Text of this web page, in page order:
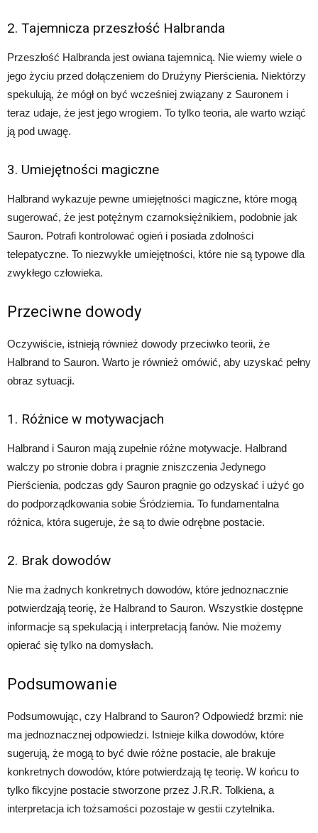
2. Tajemnicza przeszłość Halbranda
Przeszłość Halbranda jest owiana tajemnicą. Nie wiemy wiele o
jego życiu przed dołączeniem do Drużyny Pierścienia. Niektórzy
spekulują, że mógł on być wcześniej związany z Sauronem i
teraz udaje, że jest jego wrogiem. To tylko teoria, ale warto wziąć
ją pod uwagę.
3. Umiejętności magiczne
Halbrand wykazuje pewne umiejętności magiczne, które mogą
sugerować, że jest potężnym czarnoksiężnikiem, podobnie jak
Sauron. Potrafi kontrolować ogień i posiada zdolności
telepatyczne. To niezwykłe umiejętności, które nie są typowe dla
zwykłego człowieka.
Przeciwne dowody
Oczywiście, istnieją również dowody przeciwko teorii, że
Halbrand to Sauron. Warto je również omówić, aby uzyskać pełny
obraz sytuacji.
1. Różnice w motywacjach
Halbrand i Sauron mają zupełnie różne motywacje. Halbrand
walczy po stronie dobra i pragnie zniszczenia Jedynego
Pierścienia, podczas gdy Sauron pragnie go odzyskać i użyć go
do podporządkowania sobie Śródziemia. To fundamentalna
różnica, która sugeruje, że są to dwie odrębne postacie.
2. Brak dowodów
Nie ma żadnych konkretnych dowodów, które jednoznacznie
potwierdzają teorię, że Halbrand to Sauron. Wszystkie dostępne
informacje są spekulacją i interpretacją fanów. Nie możemy
opierać się tylko na domysłach.
Podsumowanie
Podsumowując, czy Halbrand to Sauron? Odpowiedź brzmi: nie
ma jednoznacznej odpowiedzi. Istnieje kilka dowodów, które
sugerują, że mogą to być dwie różne postacie, ale brakuje
konkretnych dowodów, które potwierdzają tę teorię. W końcu to
tylko fikcyjne postacie stworzone przez J.R.R. Tolkiena, a
interpretacja ich tożsamości pozostaje w gestii czytelnika.